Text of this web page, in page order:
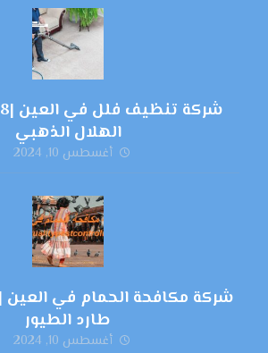
الهلال الذهبي
أغسطس 10, 2024
طارد الطيور
أغسطس 10, 2024